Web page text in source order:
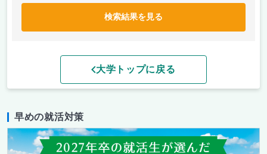
検索結果を見る
大学トップに戻る
早めの就活対策